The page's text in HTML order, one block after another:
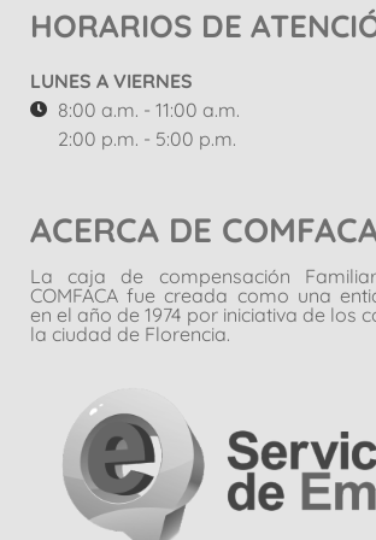
HORARIOS DE
LUNES A VIERNES
8:00 a.m. - 11:00 a.m.
2:00 p.m. - 5:00 p.m.
ACERCA DE
La caja de compensación
COMFACA fue creada como una
en el año de 1974 por iniciativa de los
la ciudad de Florencia.